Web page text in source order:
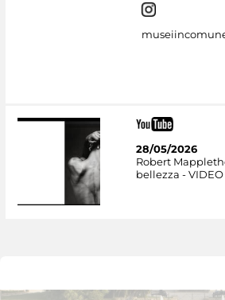
28/05/2026
Robert
bellezza -